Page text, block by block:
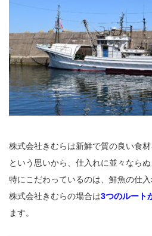
株式会社きむらは新鮮で質の良い食
という思いから、仕入れに並々なら
特にこだわっているのは、鮮魚の仕入
株式会社きむらの場合は3つのルート
ます。